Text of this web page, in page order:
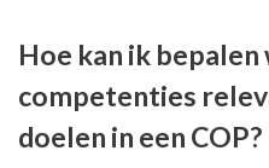
Hoe kan ik bepalen
competenties
doelen in een COP?